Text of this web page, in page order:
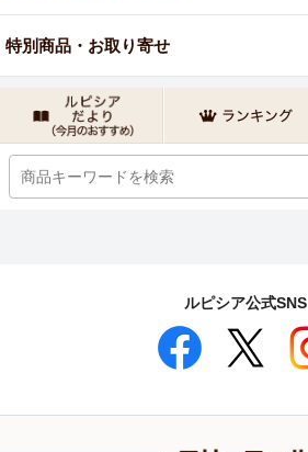
特別商品・お取り寄せ
ルピシア公式SNS